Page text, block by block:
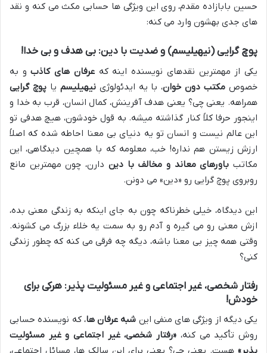
حسین بابازاده مقدم، روی این ویژگی ها حسابی مکث می کنه و نقد
های جدی بهشون وارد می کنه:
پوچ گرایی (نیهیلیسم) و ضدیت با دین: بی هدف و بی خدا!
یکی از مهمترین نقدهای نویسنده اینه کهعرفان های کاذبو به
خصوص مکتب دون خوان، با یه ایدئولوژینیهیلیسم یاپوچ گرایی
همراهه. یعنی چی؟ یعنی هدف آفرینش، کمال انسان، قرب به خدا و
اینجور حرفا کلاً کنار گذاشته میشه. به قول خودشون، هیچ هدفی تو
این عالم نیست و انسان تو یه دنیای بی معنا احاطه شده که اصلاً
ارزش زیستن هم نداره! خب، معلومه که با همچین دیدگاهی، این
مکاتب باورهای معاند و مخالف با دین دارن، چون مهمترین مانع
روبروی پوچ گرایی رو «دین» می دونن.
این دیدگاه، خیلی خطرناکه چون به جای اینکه به زندگی معنی بده،
ازش معنی رو می گیره و آدم رو به سمت یه خلاء بزرگ می کشونه.
وقتی همه چیز بی معنا باشه، دیگه چه فرقی می کنه که چطور زندگی
کنی؟
رفتار شخصی، غیر اجتماعی و غیر مسئولیت پذیر: هرکی برای
خودش!
یکی دیگه از ویژگی های منفی این شبه عرفان ها، که نویسنده حسابی
روش تأکید می کنه، «رفتار شخصی، غیر اجتماعی و غیر مسئولیت